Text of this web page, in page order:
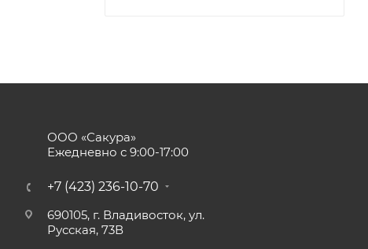
ООО «Сакура»
Ежедневно с 9:00-17:00
+7 (423) 236-10-70
690105, г. Владивосток, ул.
Русская, 73В